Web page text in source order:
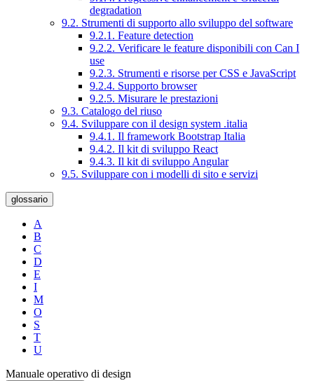
degradation
9.2. Strumenti di supporto allo sviluppo del software
9.2.1. Feature detection
9.2.2. Verificare le feature disponibili con Can I
use
9.2.3. Strumenti e risorse per CSS e JavaScript
9.2.4. Supporto browser
9.2.5. Misurare le prestazioni
9.3. Catalogo del riuso
9.4. Sviluppare con il design system .italia
9.4.1. Il framework Bootstrap Italia
9.4.2. Il kit di sviluppo React
9.4.3. Il kit di sviluppo Angular
9.5. Sviluppare con i modelli di sito e servizi
glossario
A
B
C
D
E
I
M
O
S
T
U
Manuale operativo di design